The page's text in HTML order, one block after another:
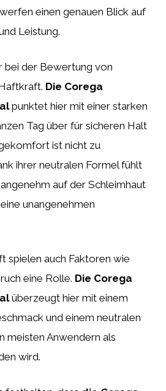
einen genauen Blick auf
Leistung.
bei der Bewertung von
Die Corega
punktet hier mit einer starken
Tag über für sicheren Halt
ist nicht zu
ihrer neutralen Formel fühlt
auf der Schleimhaut
unangenehmen
spielen auch Faktoren wie
eine Rolle. Die Corega
überzeugt hier mit einem
und einem neutralen
meisten Anwendern als
wird.